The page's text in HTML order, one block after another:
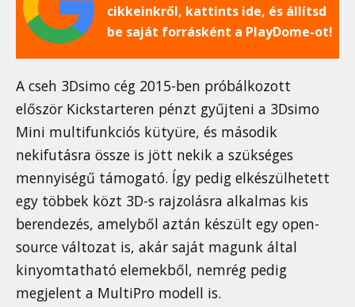
cikkeinkről, kattints ide, és állítsd
be saját forrásként a PlayDome-ot!
A cseh 3Dsimo cég 2015-ben próbálkozott
először Kickstarteren pénzt gyűjteni a 3Dsimo
Mini multifunkciós kütyüre, és második
nekifutásra össze is jött nekik a szükséges
mennyiségű támogató. Így pedig elkészülhetett
egy többek közt 3D-s rajzolásra alkalmas kis
berendezés, amelyből aztán készült egy open-
source változat is, akár saját magunk által
kinyomtatható elemekből, nemrég pedig
megjelent a MultiPro modell is.